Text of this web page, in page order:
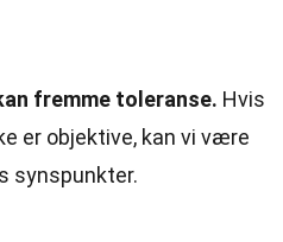
fremme toleranse. Hvis
er objektive, kan vi være
synspunkter.